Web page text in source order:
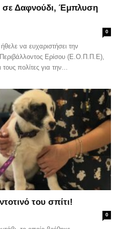
σε Δαφνούδι, Έμπλυση
0
να ευχαριστήσει την
Ερίσου (Ε.Ο.Π.Π.Ε),
πολίτες για την...
του σπίτι!
0